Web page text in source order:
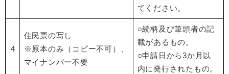
てください。
4
住民票の写し
※原本のみ（コピー不可）、
マイナンバー不要
○続柄及び筆頭者の記
載があるもの。
○申請日から3か月以
内に発行されたもの。